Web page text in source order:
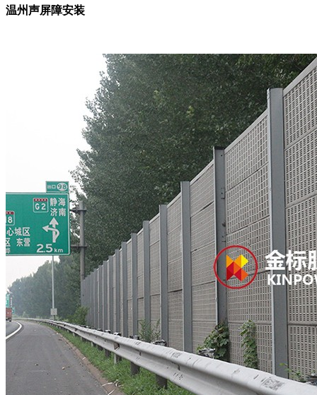
温州声屏障安装